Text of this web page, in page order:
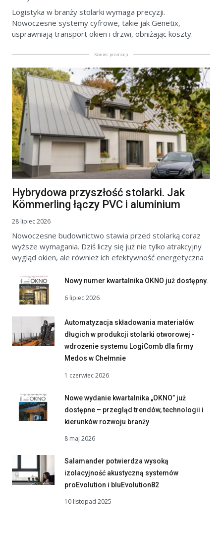
Logistyka w branży stolarki wymaga precyzji.
Nowoczesne systemy cyfrowe, takie jak Genetix,
usprawniają transport okien i drzwi, obniżając koszty.
Koniec promocji
Hybrydowa przyszłość stolarki. Jak
Kömmerling łączy PVC i aluminium
28 lipiec 2026
Nowoczesne budownictwo stawia przed stolarką coraz
wyższe wymagania. Dziś liczy się już nie tylko atrakcyjny
wygląd okien, ale również ich efektywność energetyczna
Nowy numer kwartalnika OKNO już dostępny.
6 lipiec 2026
Automatyzacja składowania materiałów
długich w produkcji stolarki otworowej -
wdrożenie systemu LogiComb dla firmy
Medos w Chełmnie
1 czerwiec 2026
Nowe wydanie kwartalnika „OKNO” już
dostępne – przegląd trendów, technologii i
kierunków rozwoju branży
8 maj 2026
Salamander potwierdza wysoką
izolacyjność akustyczną systemów
proEvolution i bluEvolution82
10 listopad 2025